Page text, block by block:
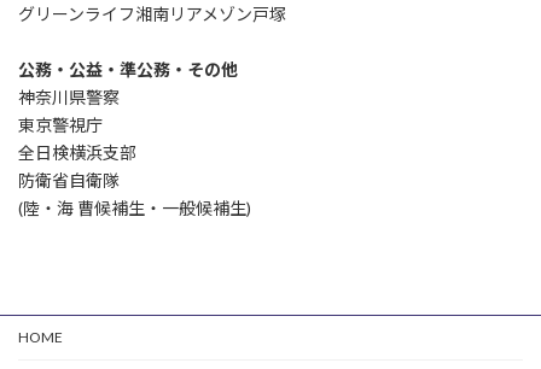
グリーンライフ湘南リアメゾン戸塚
公務・公益・準公務・その他
神奈川県警察
東京警視庁
全日検横浜支部
防衛省自衛隊
(陸・海 曹候補生・一般候補生)
HOME